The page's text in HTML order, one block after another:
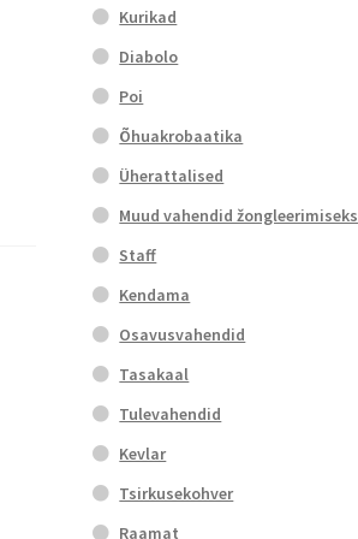
Kurikad
Diabolo
Poi
Õhuakrobaatika
Üherattalised
Muud vahendid žongleerimiseks
Staff
Kendama
Osavusvahendid
Tasakaal
Tulevahendid
Kevlar
Tsirkusekohver
Raamat